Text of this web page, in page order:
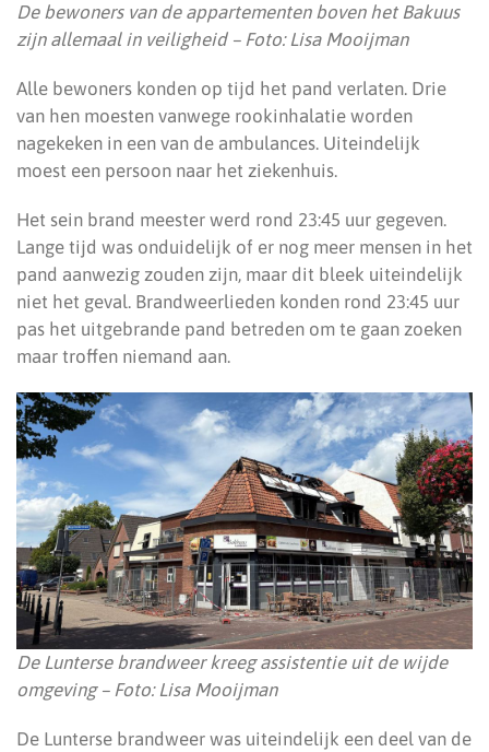
De bewoners van de appartementen boven het Bakuus
zijn allemaal in veiligheid – Foto: Lisa Mooijman
Alle bewoners konden op tijd het pand verlaten. Drie
van hen moesten vanwege rookinhalatie worden
nagekeken in een van de ambulances. Uiteindelijk
moest een persoon naar het ziekenhuis.
Het sein brand meester werd rond 23:45 uur gegeven.
Lange tijd was onduidelijk of er nog meer mensen in het
pand aanwezig zouden zijn, maar dit bleek uiteindelijk
niet het geval. Brandweerlieden konden rond 23:45 uur
pas het uitgebrande pand betreden om te gaan zoeken
maar troffen niemand aan.
De Lunterse brandweer kreeg assistentie uit de wijde
omgeving – Foto: Lisa Mooijman
De Lunterse brandweer was uiteindelijk een deel van de